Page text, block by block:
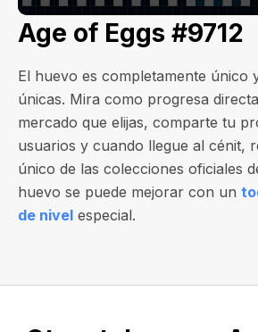
Age of Eggs #9712
El huevo es completamente único
únicas. Mira como progresa
mercado que elijas, comparte tu
usuarios y cuando llegue al cénit,
único de las colecciones oficiales
huevo se puede mejorar con un
de nivel especial.